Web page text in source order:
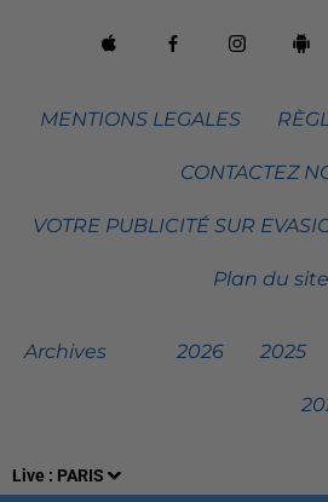
Live : PARIS
MENTIONS LEGALES
CONTACTEZ
VOTRE PUBLICITÉ SUR
Plan du site
Archives 2026 2025